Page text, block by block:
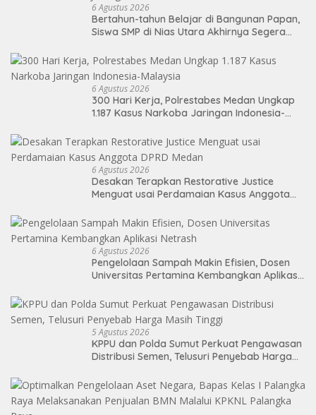
6 Agustus 2026
Bertahun-tahun Belajar di Bangunan Papan,
Siswa SMP di Nias Utara Akhirnya Segera
6 Agustus 2026
300 Hari Kerja, Polrestabes Medan Ungkap
1.187 Kasus Narkoba Jaringan Indonesia-
6 Agustus 2026
Desakan Terapkan Restorative Justice
Menguat usai Perdamaian Kasus Anggota
6 Agustus 2026
Pengelolaan Sampah Makin Efisien, Dosen
Universitas Pertamina Kembangkan Aplikasi
5 Agustus 2026
KPPU dan Polda Sumut Perkuat Pengawasan
Distribusi Semen, Telusuri Penyebab Harga